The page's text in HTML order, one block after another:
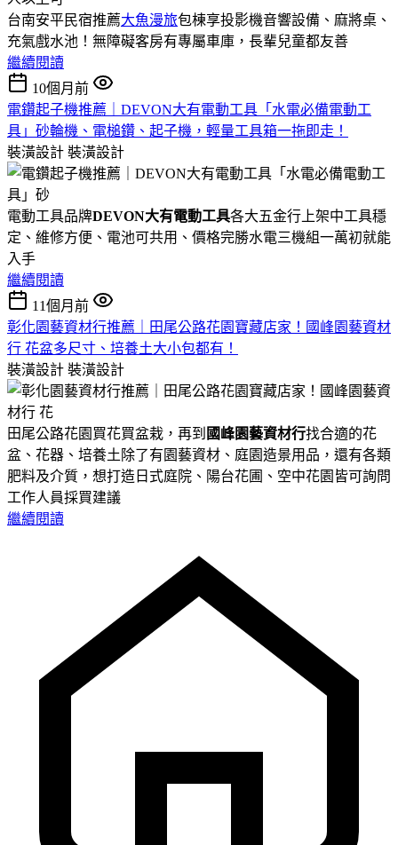
台南安平民宿推薦大魚漫旅包棟享投影機音響設備、麻將桌、
充氣戲水池！無障礙客房有專屬車庫，長輩兒童都友善
繼續閱讀
10個月前
電鑽起子機推薦｜DEVON大有電動工具「水電必備電動工
具」砂輪機、電槌鑽、起子機，輕量工具箱一拖即走！
裝潢設計 裝潢設計
電動工具品牌DEVON大有電動工具各大五金行上架中工具穩
定、維修方便、電池可共用、價格完勝水電三機組一萬初就能
入手
繼續閱讀
11個月前
彰化園藝資材行推薦｜田尾公路花園寶藏店家！國峰園藝資材
行 花盆多尺寸、培養土大小包都有！
裝潢設計 裝潢設計
田尾公路花園買花買盆栽，再到 國峰園藝資材行找合適的花
盆、花器、培養土除了有園藝資材、庭園造景用品，還有各類
肥料及介質，想打造日式庭院、陽台花圃、空中花園皆可詢問
工作人員採買建議
繼續閱讀